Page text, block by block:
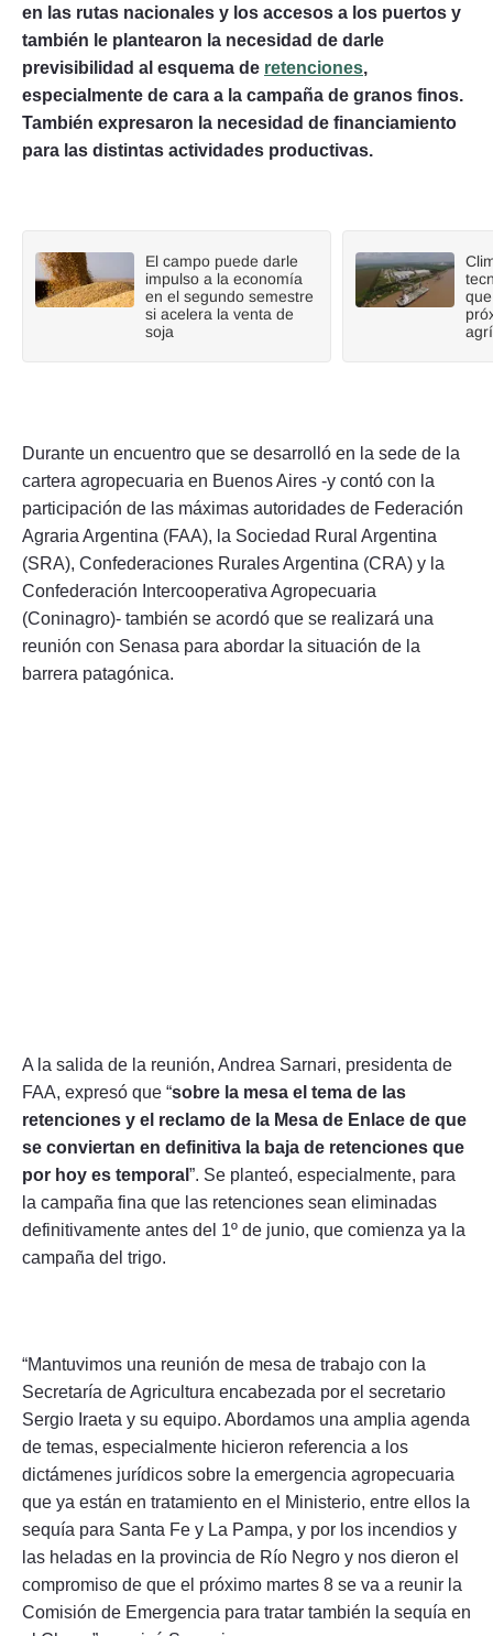
en las rutas nacionales y los accesos a los puertos y
también le plantearon la necesidad de darle
previsibilidad al esquema de retenciones,
especialmente de cara a la campaña de granos finos.
También expresaron la necesidad de financiamiento
para las distintas actividades productivas.
El campo puede darle
impulso a la economía
en el segundo semestre
si acelera la venta de
soja
Durante un encuentro que se desarrolló en la sede de la
cartera agropecuaria en Buenos Aires -y contó con la
participación de las máximas autoridades de Federación
Agraria Argentina (FAA), la Sociedad Rural Argentina
(SRA), Confederaciones Rurales Argentina (CRA) y la
Confederación Intercooperativa Agropecuaria
(Coninagro)- también se acordó que se realizará una
reunión con Senasa para abordar la situación de la
barrera patagónica.
A la salida de la reunión, Andrea Sarnari, presidenta de
FAA, expresó que “sobre la mesa el tema de las
retenciones y el reclamo de la Mesa de Enlace de que
se conviertan en definitiva la baja de retenciones que
por hoy es temporal ”. Se planteó, especialmente, para
la campaña fina que las retenciones sean eliminadas
definitivamente antes del 1º de junio, que comienza ya la
campaña del trigo.
“Mantuvimos una reunión de mesa de trabajo con la
Secretaría de Agricultura encabezada por el secretario
Sergio Iraeta y su equipo. Abordamos una amplia agenda
de temas, especialmente hicieron referencia a los
dictámenes jurídicos sobre la emergencia agropecuaria
que ya están en tratamiento en el Ministerio, entre ellos la
sequía para Santa Fe y La Pampa, y por los incendios y
las heladas en la provincia de Río Negro y nos dieron el
compromiso de que el próximo martes 8 se va a reunir la
Comisión de Emergencia para tratar también la sequía en